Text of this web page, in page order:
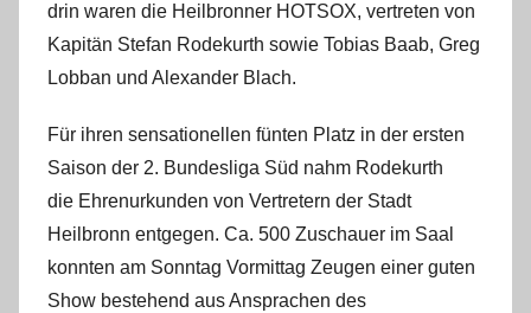
drin waren die Heilbronner HOTSOX, vertreten von
Kapitän Stefan Rodekurth sowie Tobias Baab, Greg
Lobban und Alexander Blach.
Für ihren sensationellen fünten Platz in der ersten
Saison der 2. Bundesliga Süd nahm Rodekurth
die Ehrenurkunden von Vertretern der Stadt
Heilbronn entgegen. Ca. 500 Zuschauer im Saal
konnten am Sonntag Vormittag Zeugen einer guten
Show bestehend aus Ansprachen des